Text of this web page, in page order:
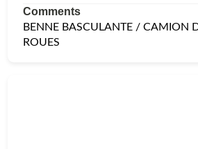
Comments
BENNE BASCULANTE / CAMION
ROUES